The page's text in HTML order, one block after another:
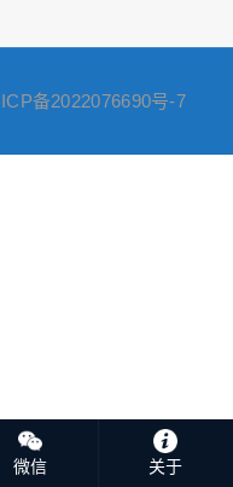
备2022076690号-7
微信 关于